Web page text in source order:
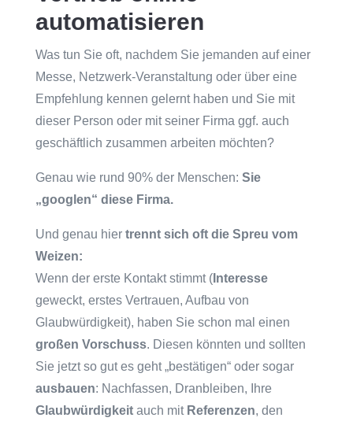
automatisieren
Was tun Sie oft, nachdem Sie jemanden auf einer
Messe, Netzwerk-Veranstaltung oder über eine
Empfehlung kennen gelernt haben und Sie mit
dieser Person oder mit seiner Firma ggf. auch
geschäftlich zusammen arbeiten möchten?
Genau wie rund 90% der Menschen: Sie
„googlen“ diese Firma.
Und genau hier trennt sich oft die Spreu vom
Weizen:
Wenn der erste Kontakt stimmt (Interesse
geweckt, erstes Vertrauen, Aufbau von
Glaubwürdigkeit), haben Sie schon mal einen
großen Vorschuss. Diesen könnten und sollten
Sie jetzt so gut es geht „bestätigen“ oder sogar
ausbauen: Nachfassen, Dranbleiben, Ihre
Glaubwürdigkeitauch mit Referenzen, den